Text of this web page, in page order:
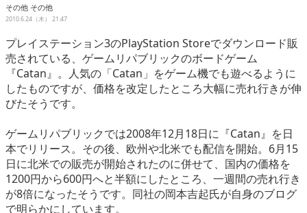
連載
イベント/セミナー
eスポーツ
その他 その他
2010.6.24（木） 21:47
プレイステーション3のPlayStation Storeでダウンロード販
売されている、ゲームリパブリックのボードゲーム
『Catan』。人気の「Catan」をゲーム機でも遊べるように
したものですが、価格を改定したところ大幅に売れ行きが伸
びたそうです。
ゲームリパブリックでは2008年12月18日に『Catan』を日
本でリリース。その後、欧州や北米でも配信を開始。6月15
日に北米での販売が開始されたのに併せて、国内の価格を
1200円から600円へと半額にしたところ、一週間の売れ行き
が8倍になったそうです。同社の岡本吉起氏が自身のブログ
で明らかにしています。